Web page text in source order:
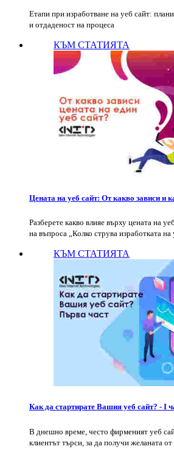
Етапи при изработване на уеб сайт:
и отдаденост на процеса
КЪМ СТАТИЯТА
Цената на уеб сайт: От какво зависи и
Разберете какво влияе върху цената на
на въпроса „Колко струва изработката на
КЪМ СТАТИЯТА
Как да стартирате Вашия уеб сайт? - I
В днешно време, често фирменият уеб
клиентът търси, за да получи желаната